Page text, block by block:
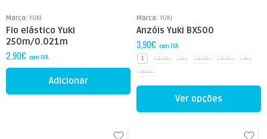
Marca: YUKI
Fio elástico Yuki
250m/0.021m
2,90€ com IVA
Adicionar
Marca: YUKI
Anzóis Yuki BX500
3,90€ com IVA
1 1/0 2 2/0 3/0
4
4/0
Ver opções